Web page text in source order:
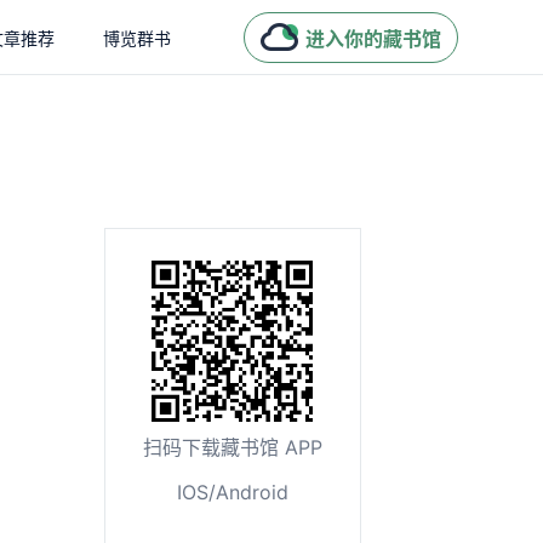
章推荐 博览群书 进入你的藏书馆
扫码下载藏书馆 APP
IOS/Android